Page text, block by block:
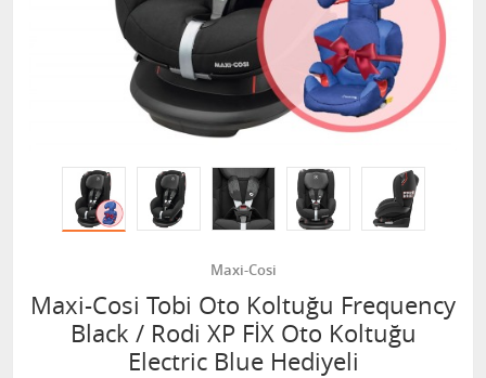
Maxi-Cosi
Maxi-Cosi Tobi Oto Koltuğu Frequency
Black / Rodi XP FİX Oto Koltuğu
Electric Blue Hediyeli